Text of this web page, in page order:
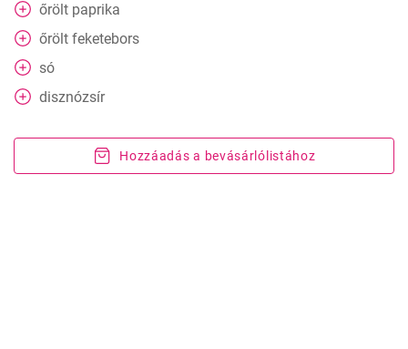
őrölt paprika
őrölt feketebors
só
disznózsír
Hozzáadás a bevásárlólistához